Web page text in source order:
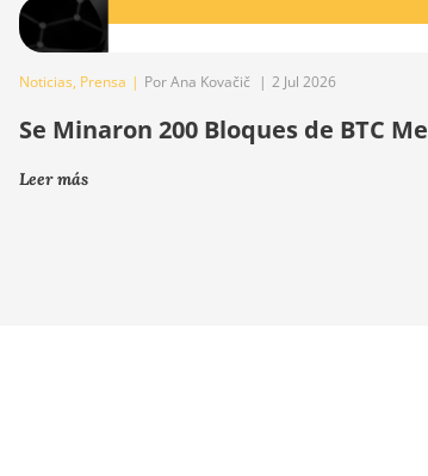
Noticias, Prensa | Por Ana Kovačič | 2 Jul 2026
Se Minaron 200 Bloques de BTC
Leer más